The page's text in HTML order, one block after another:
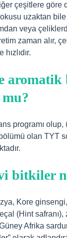
çeşitlere göre
uzaktan
veya
zaman alır,
programı
bölümü olan TYT
bitkiler
Kore
(Hint safranı),
Afrika